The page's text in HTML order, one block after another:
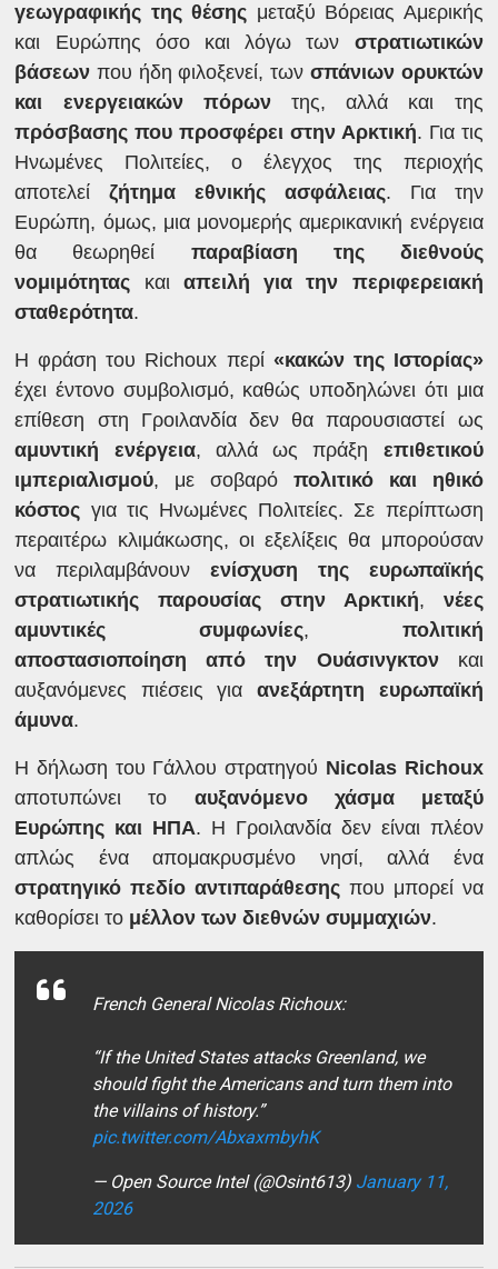
γεωγραφικής της θέσης μεταξύ Βόρειας Αμερικής
και Ευρώπης όσο και λόγω των στρατιωτικών
βάσεων που ήδη φιλοξενεί, των σπάνιων ορυκτών
και ενεργειακών πόρωντης, αλλά και της
πρόσβασης που προσφέρει στην Αρκτική. Για τις
Ηνωμένες Πολιτείες, ο έλεγχος της περιοχής
αποτελείζήτημα εθνικής ασφάλειας. Για την
Ευρώπη, όμως, μια μονομερής αμερικανική ενέργεια
θα θεωρηθεί παραβίαση της διεθνούς
νομιμότητας και απειλή για την περιφερειακή
σταθερότητα.
Η φράση του Richoux περί «κακών της Ιστορίας»
έχει έντονο συμβολισμό, καθώς υποδηλώνει ότι μια
επίθεση στη Γροιλανδία δεν θα παρουσιαστεί ως
αμυντική ενέργεια, αλλά ως πράξη επιθετικού
ιμπεριαλισμού, με σοβαρό πολιτικό και ηθικό
κόστος για τις Ηνωμένες Πολιτείες. Σε περίπτωση
περαιτέρω κλιμάκωσης, οι εξελίξεις θα μπορούσαν
να περιλαμβάνουν ενίσχυση της ευρωπαϊκής
στρατιωτικής παρουσίας στην Αρκτική, νέες
αμυντικές συμφωνίες, πολιτική
αποστασιοποίηση από την Ουάσινγκτονκαι
αυξανόμενες πιέσεις γιαανεξάρτητη ευρωπαϊκή
άμυνα.
Η δήλωση του Γάλλου στρατηγού Nicolas Richoux
αποτυπώνει το αυξανόμενο χάσμα μεταξύ
Ευρώπης και ΗΠΑ. Η Γροιλανδία δεν είναι πλέον
απλώς ένα απομακρυσμένο νησί, αλλά ένα
στρατηγικό πεδίο αντιπαράθεσης που μπορεί να
καθορίσει το μέλλον των διεθνών συμμαχιών.
French General Nicolas Richoux:
“If the United States attacks Greenland, we
should fight the Americans and turn them into
the villains of history.”
pic.twitter.com/AbxaxmbyhK
— Open Source Intel (@Osint613) January 11,
2026